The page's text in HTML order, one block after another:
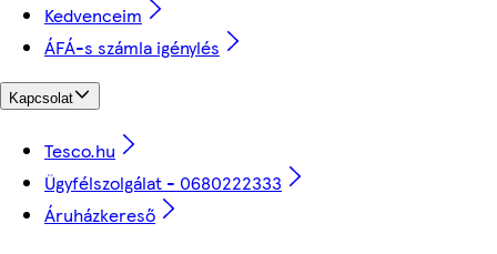
Kedvenceim
ÁFÁ-s számla igénylés
Kapcsolat
Tesco.hu
Ügyfélszolgálat - 0680222333
Áruházkereső